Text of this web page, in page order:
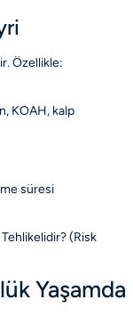
Özellikle:
KOAH, kalp
süresi
(Risk
Yaşamda